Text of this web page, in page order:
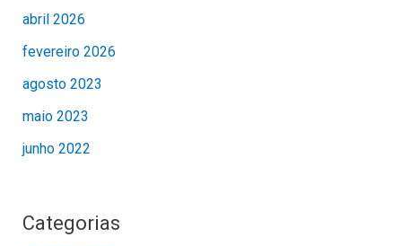
abril 2026
fevereiro 2026
agosto 2023
maio 2023
junho 2022
Categorias